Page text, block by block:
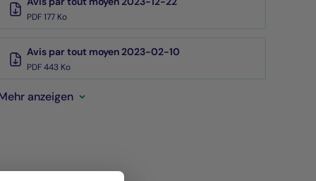
PDF 177 Ko
Avis par tout moyen 2023-02-10
PDF 443 Ko
anzeigen